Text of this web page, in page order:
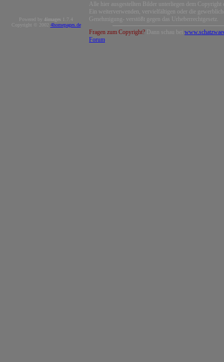
Powered by 4images 1.7.4
Copyright © 2002 4homepages.de
Alle hier ausgestellten Bilder unterliegen dem
Ein weiterverwenden, vervielfältigen oder die
Genehmigung- verstößt gegen das Urheberrechtgesetz.
Fragen zum Copyright? Dann schau bei
Forum.